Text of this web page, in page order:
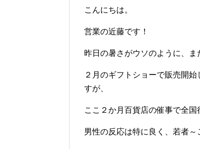
こんにちは。
営業の近藤です！
昨日の暑さがウソのように、ま
２月のギフトショーで販売開
すが、
ここ２か月百貨店の催事で全
男性の反応は特に良く、若者～